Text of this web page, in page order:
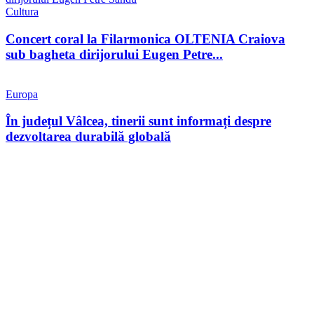
Cultura
Concert coral la Filarmonica OLTENIA Craiova
sub bagheta dirijorului Eugen Petre...
Europa
În județul Vâlcea, tinerii sunt informați despre
dezvoltarea durabilă globală